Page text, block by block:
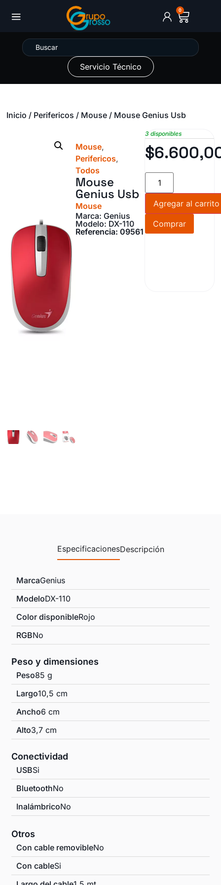
0
Servicio Técnico
Inicio / Perifericos / Mouse / Mouse Genius Usb
Mouse,
Perifericos,
Todos
Mouse
Genius Usb
Mouse
Marca: Genius
Modelo: DX-110
Referencia: 09561
3 disponibles
$
Agregar al carrito
Comprar
EspecificacionesDescripción
MarcaGenius
ModeloDX-110
Color disponibleRojo
RGBNo
Peso y dimensiones
Peso85 g
Largo10,5 cm
Ancho6 cm
Alto3,7 cm
Conectividad
USBSi
BluetoothNo
InalámbricoNo
Otros
Con cable removibleNo
Con cableSi